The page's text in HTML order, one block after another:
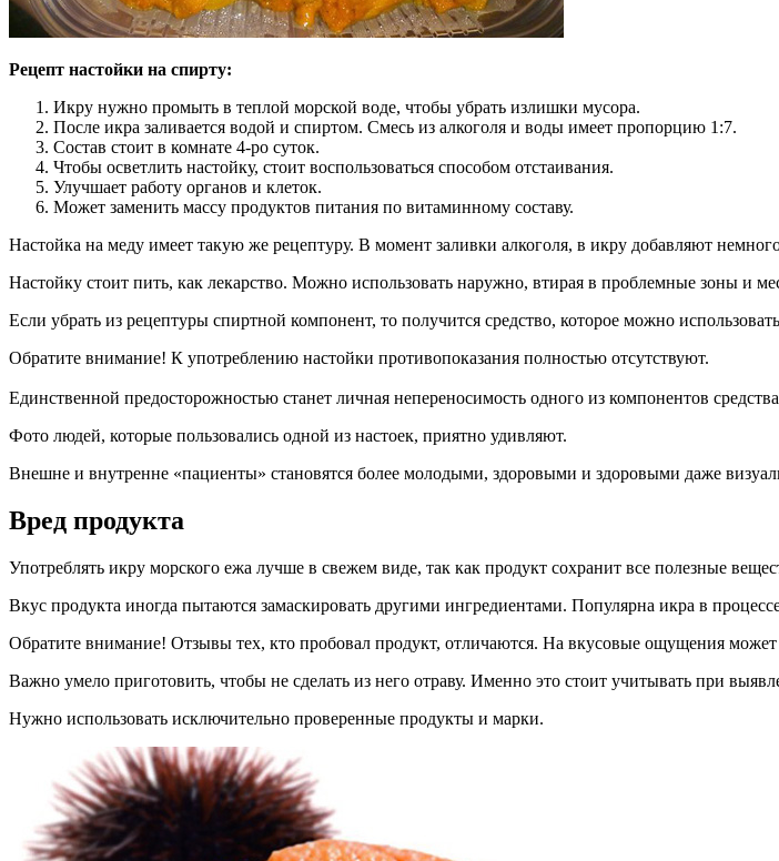
Рецепт настойки на спирту:
Икру нужно промыть в теплой морской воде, чтобы убрать излишки мусора.
После икра заливается водой и спиртом. Смесь из алкоголя и воды имеет пропорцию 1:7.
Состав стоит в комнате 4-ро суток.
Чтобы осветлить настойку, стоит воспользоваться способом отстаивания.
Улучшает работу органов и клеток.
Может заменить массу продуктов питания по витаминному составу.
Настойка на меду имеет такую же рецептуру. В момент заливки алкоголя, в икру добавляют
Настойку стоит пить, как лекарство. Можно использовать наружно, втирая в проблемные зоны и
Если убрать из рецептуры спиртной компонент, то получится средство, которое можно
Обратите внимание! К употреблению настойки противопоказания полностью отсутствуют.
Единственной предосторожностью станет личная непереносимость одного из компонентов
Фото людей, которые пользовались одной из настоек, приятно удивляют.
Внешне и внутренне «пациенты» становятся более молодыми, здоровыми и здоровыми даже
Вред продукта
Употреблять икру морского ежа лучше в свежем виде, так как продукт сохранит все полезные
Вкус продукта иногда пытаются замаскировать другими ингредиентами. Популярна икра в
Обратите внимание! Отзывы тех, кто пробовал продукт, отличаются. На вкусовые ощущения может
Важно умело приготовить, чтобы не сделать из него отраву. Именно это стоит учитывать при
Нужно использовать исключительно проверенные продукты и марки.